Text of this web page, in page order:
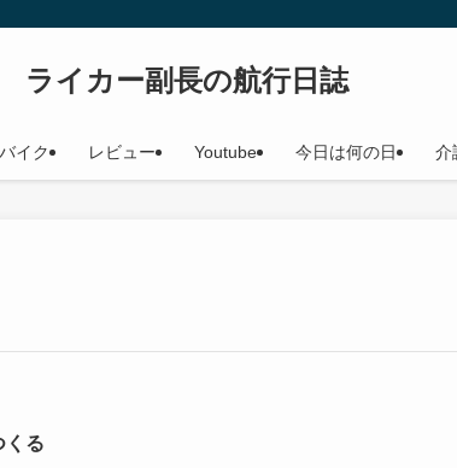
ライカー副長の航行日誌
バイク レビュー Youtube 今日は何の日 介
くる